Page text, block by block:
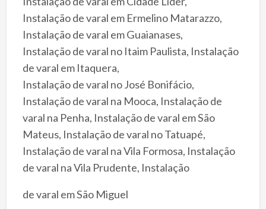
Instalação de varal em Ermelino Matarazzo,
Instalação de varal em Guaianases,
Instalação de varal no Itaim Paulista, Instalação
de varal em Itaquera,
Instalação de varal no José Bonifácio,
Instalação de varal na Mooca, Instalação de
varal na Penha, Instalação de varal em São
Mateus, Instalação de varal no Tatuapé,
Instalação de varal na Vila Formosa, Instalação
de varal na Vila Prudente, Instalação
de varal em São Miguel